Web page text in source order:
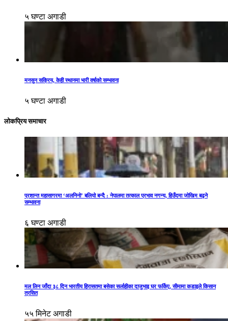
५ घण्टा अगाडी
मनसुन सक्रिय, केही स्थानमा भारी वर्षाको सम्भावना
५ घण्टा अगाडी
लोकप्रिय समाचार
प्रशान्त महासागरमा ‘अलनिनो’ बलियो बन्दै : नेपालमा तत्काल प्रभाव नगन्य, हिउँदमा जोखिम बढ्ने
सम्भावना
६ घण्टा अगाडी
मल लिन जाँदा ३८ दिन भारतीय हिरासतमा बसेका सर्लाहीका दाजुभाइ घर फर्किए, सीमामा कडाइले किसान
त्रसित
५५ मिनेट अगाडी